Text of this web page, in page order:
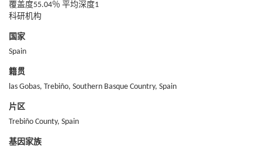
覆盖度55.04％ 平均深度1
科研机构
国家
Spain
籍贯
las Gobas, Trebiño, Southern Basque Country, Spain
片区
Trebiño County, Spain
基因家族